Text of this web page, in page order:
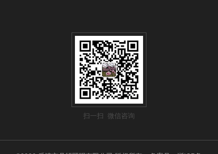
扫一扫 微信咨询